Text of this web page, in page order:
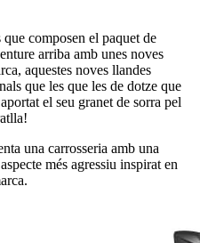
composen el paquet de
arriba amb unes noves
aquestes noves llandes
que les que les de dotze que
el seu granet de sorra pel
una carrosseria amb una
més agressiu inspirat en